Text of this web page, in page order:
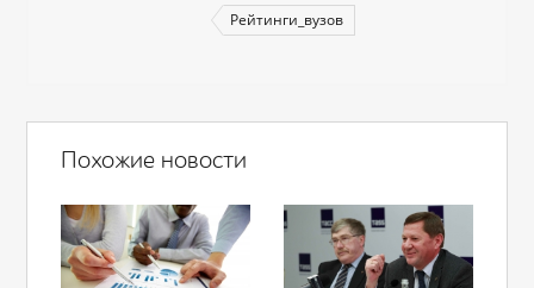
Рейтинги_вузов
Похожие новости